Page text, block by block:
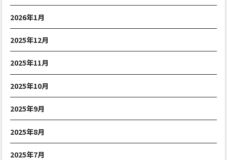
2026年1月
2025年12月
2025年11月
2025年10月
2025年9月
2025年8月
2025年7月